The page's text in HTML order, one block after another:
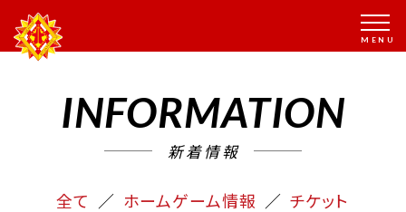
INFORMATION
新着情報
全て ホームゲーム情報
チケット